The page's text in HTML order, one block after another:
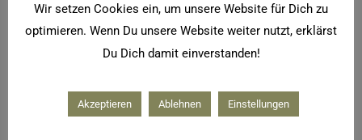
Wir setzen Cookies ein, um unsere Website für Dich zu
optimieren. Wenn Du unsere Website weiter nutzt, erklärst
Du Dich damit einverstanden!
Akzeptieren Ablehnen Einstellungen